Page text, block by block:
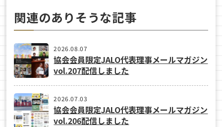
関連のありそうな記事
2026.08.07
協会会員限定JALO代表理事メールマガジン
vol.207配信しました
2026.07.03
協会会員限定JALO代表理事メールマガジン
vol.206配信しました